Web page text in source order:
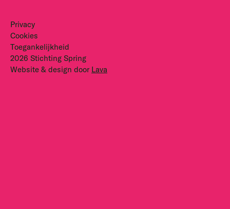
2026 Stichting Spring
Privacy
Cookies
Toegankelijkheid
Website & design door Lava